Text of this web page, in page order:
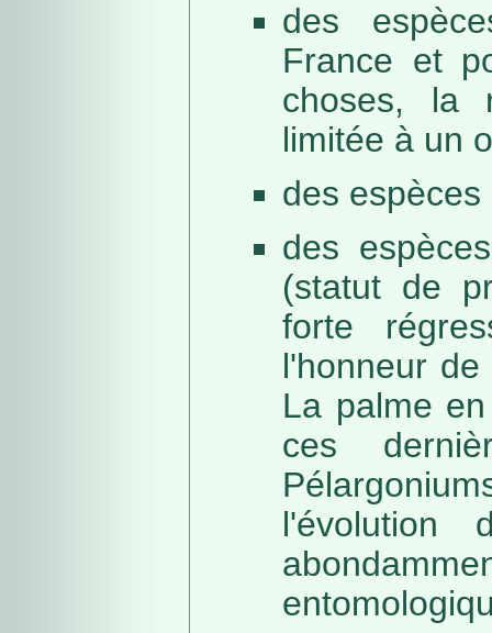
des
France et
choses, la
limitée à un
des
des
(statut de
forte
l'honneur
La palme
ces
l'évolution